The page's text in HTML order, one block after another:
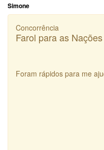
Simone
Concorrência
Farol para as Nações
Foram rápidos para me